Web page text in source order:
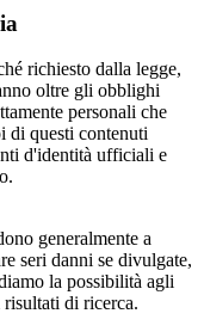
richiesto dalla legge,
oltre gli obblighi
personali che
di questi contenuti
d'identità ufficiali e
generalmente a
seri danni se divulgate,
la possibilità agli
di ricerca.